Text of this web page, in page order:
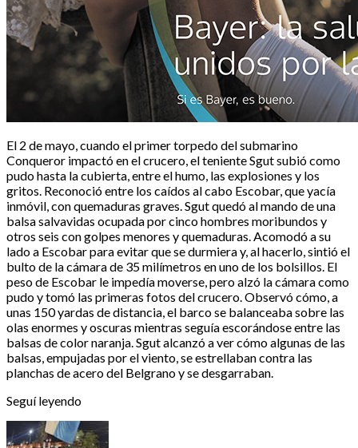
El 2 de mayo, cuando el primer torpedo del submarino
Conqueror impactó en el crucero, el teniente Sgut subió como
pudo hasta la cubierta, entre el humo, las explosiones y los
gritos. Reconoció entre los caídos al cabo Escobar, que yacía
inmóvil, con quemaduras graves. Sgut quedó al mando de una
balsa salvavidas ocupada por cinco hombres moribundos y
otros seis con golpes menores y quemaduras. Acomodó a su
lado a Escobar para evitar que se durmiera y, al hacerlo, sintió el
bulto de la cámara de 35 milímetros en uno de los bolsillos. El
peso de Escobar le impedía moverse, pero alzó la cámara como
pudo y tomó las primeras fotos del crucero. Observó cómo, a
unas 150 yardas de distancia, el barco se balanceaba sobre las
olas enormes y oscuras mientras seguía escorándose entre las
balsas de color naranja. Sgut alcanzó a ver cómo algunas de las
balsas, empujadas por el viento, se estrellaban contra las
planchas de acero del Belgrano y se desgarraban.
Seguí leyendo